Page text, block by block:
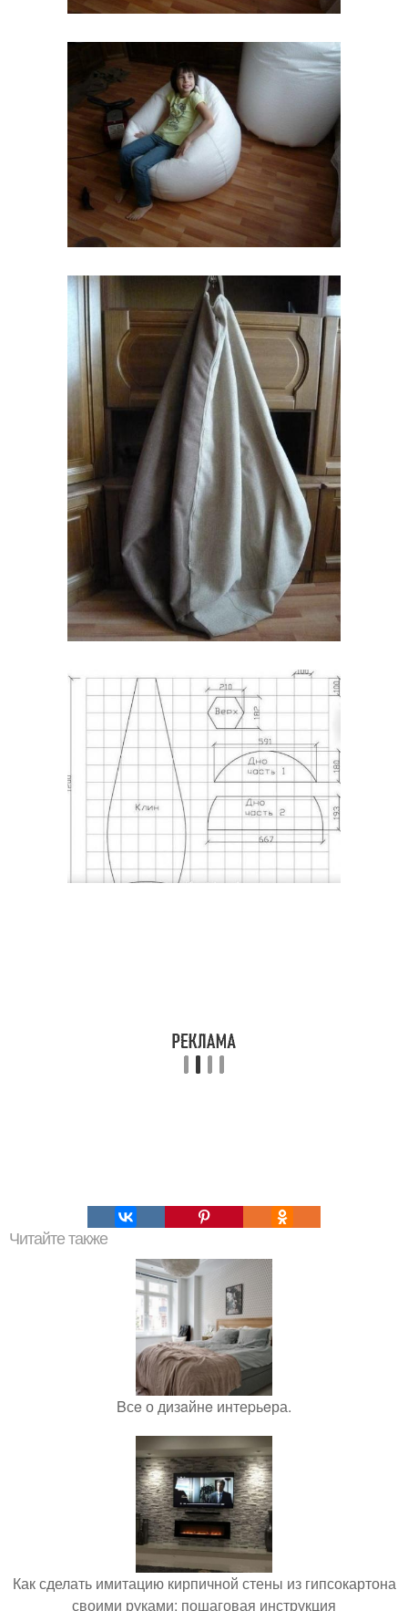
Читайте также
Bсe о дизaйнe интеpьeра.
Как сделать имитацию кирпичной стены из гипсокартона
своими руками: пошаговая инструкция